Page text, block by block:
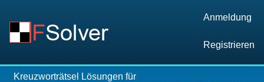
Anmeldung
Registrieren
Kreuzworträtsel Lösungen für